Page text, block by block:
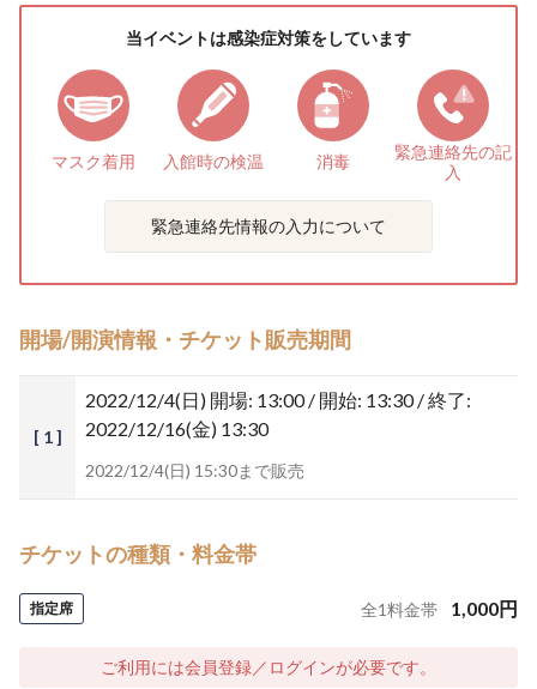
当イベントは感染症対策をしています
マスク着用 入館時の検温 消毒 緊急連絡先の記
入
緊急連絡先情報の入力について
開場/開演情報・チケット販売期間
[ 1 ]
2022/12/4(日) 開場: 13:00 / 開始: 13:30 / 終了:
2022/12/16(金) 13:30
2022/12/4(日) 15:30まで販売
チケットの種類・料金帯
指定席 全1料金帯 1,000円
ご利用には会員登録／ログインが必要です。